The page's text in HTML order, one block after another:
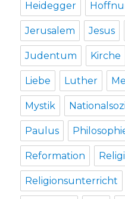
Heidegger
Jerusalem Jesus
Judentum Kirche
Liebe Luther
Mystik
Paulus
Reformation
Religionsunterricht